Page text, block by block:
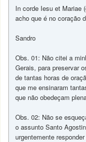
In corde Iesu et Mariae
acho que é no coração
Sandro
Obs. 01: Não citei a
Gerais, para preservar
de tantas horas de
que me ensinaram
que não obedeçam
Obs. 02: Não se
o assunto Santo
urgentemente